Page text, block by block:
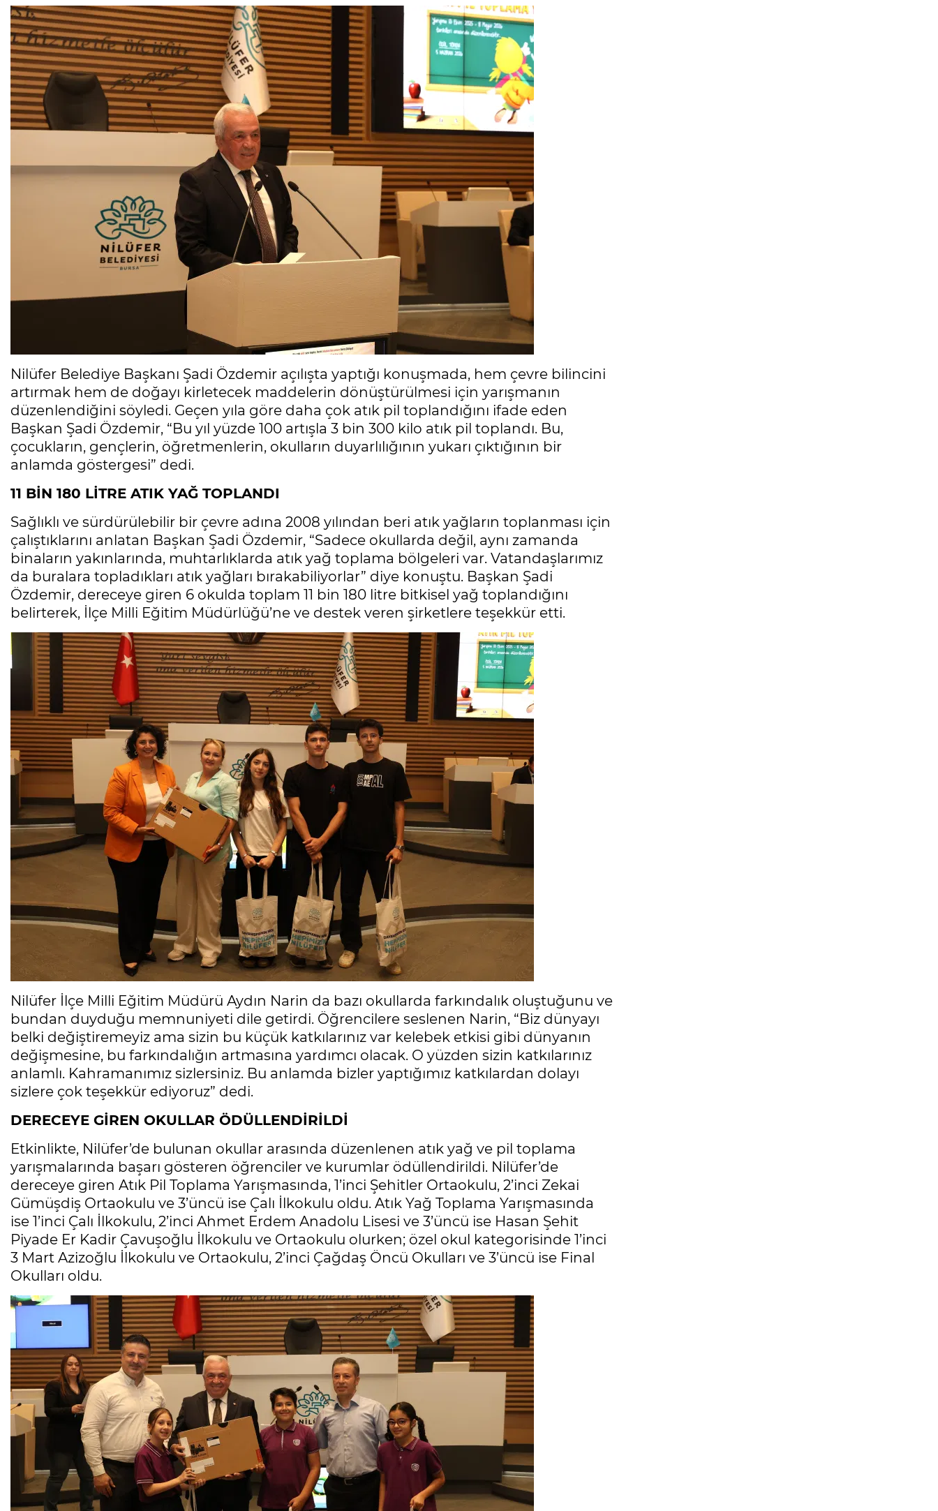
Nilüfer Belediye Başkanı Şadi Özdemir açılışta yaptığı konuşmada, hem çevre bilincini
artırmak hem de doğayı kirletecek maddelerin dönüştürülmesi için yarışmanın
düzenlendiğini söyledi. Geçen yıla göre daha çok atık pil toplandığını ifade eden
Başkan Şadi Özdemir, “Bu yıl yüzde 100 artışla 3 bin 300 kilo atık pil toplandı. Bu,
çocukların, gençlerin, öğretmenlerin, okulların duyarlılığının yukarı çıktığının bir
anlamda göstergesi” dedi.
11 BİN 180 LİTRE ATIK YAĞ TOPLANDI
Sağlıklı ve sürdürülebilir bir çevre adına 2008 yılından beri atık yağların toplanması için
çalıştıklarını anlatan Başkan Şadi Özdemir, “Sadece okullarda değil, aynı zamanda
binaların yakınlarında, muhtarlıklarda atık yağ toplama bölgeleri var. Vatandaşlarımız
da buralara topladıkları atık yağları bırakabiliyorlar” diye konuştu. Başkan Şadi
Özdemir, dereceye giren 6 okulda toplam 11 bin 180 litre bitkisel yağ toplandığını
belirterek, İlçe Milli Eğitim Müdürlüğü’ne ve destek veren şirketlere teşekkür etti.
Nilüfer İlçe Milli Eğitim Müdürü Aydın Narin da bazı okullarda farkındalık oluştuğunu ve
bundan duyduğu memnuniyeti dile getirdi. Öğrencilere seslenen Narin, “Biz dünyayı
belki değiştiremeyiz ama sizin bu küçük katkılarınız var kelebek etkisi gibi dünyanın
değişmesine, bu farkındalığın artmasına yardımcı olacak. O yüzden sizin katkılarınız
anlamlı. Kahramanımız sizlersiniz. Bu anlamda bizler yaptığımız katkılardan dolayı
sizlere çok teşekkür ediyoruz” dedi.
DERECEYE GİREN OKULLAR ÖDÜLLENDİRİLDİ
Etkinlikte, Nilüfer’de bulunan okullar arasında düzenlenen atık yağ ve pil toplama
yarışmalarında başarı gösteren öğrenciler ve kurumlar ödüllendirildi. Nilüfer’de
dereceye giren Atık Pil Toplama Yarışmasında, 1’inci Şehitler Ortaokulu, 2’inci Zekai
Gümüşdiş Ortaokulu ve 3’üncü ise Çalı İlkokulu oldu. Atık Yağ Toplama Yarışmasında
ise 1’inci Çalı İlkokulu, 2’inci Ahmet Erdem Anadolu Lisesi ve 3’üncü ise Hasan Şehit
Piyade Er Kadir Çavuşoğlu İlkokulu ve Ortaokulu olurken; özel okul kategorisinde 1’inci
3 Mart Azizoğlu İlkokulu ve Ortaokulu, 2’inci Çağdaş Öncü Okulları ve 3’üncü ise Final
Okulları oldu.